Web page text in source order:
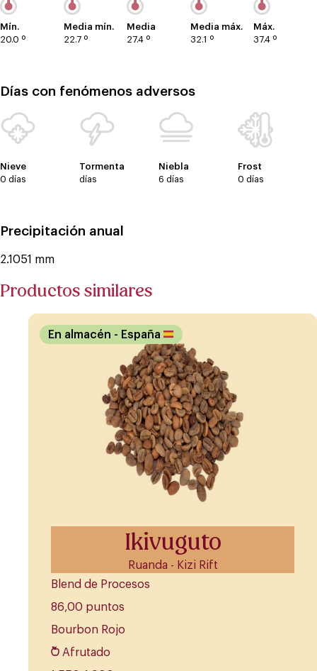
Mín.
20.0 º
Media mín.
22.7 º
Media
27.4 º
Media máx.
32.1 º
Máx.
37.4 º
Días con fenómenos adversos
Nieve
0 días
Tormenta
días
Niebla
6 días
Frost
0 días
Precipitación anual
2.1051 mm
Productos similares
Ikivuguto
Ruanda - Kizi Rift
En almacén - España
Blend de Procesos
86,00 puntos
Bourbon Rojo
Afrutado